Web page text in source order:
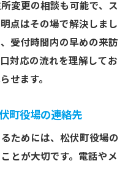
変更の相談も可能で、ス
点はその場で解決しまし
受付時間内の早めの来訪
対応の流れを理解してお
せます。
町役場の連絡先
ためには、松伏町役場の
とが大切です。電話やメ